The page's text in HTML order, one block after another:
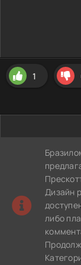
1
Дизайн
либо